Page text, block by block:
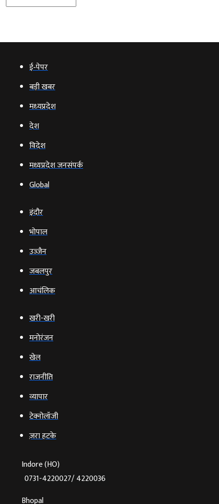
ई‑पेपर
बड़ी खबर
मध्‍यप्रदेश
देश
विदेश
मध्यप्रदेश जनसंपर्क
Global
इंदौर
भोपाल
उज्‍जैन
जबलपुर
आचंलिक
खरी-खरी
मनोरंजन
खेल
राजनीति
व्‍यापार
टेक्‍नोलॉजी
ज़रा हटके
Indore (HO)
0731-4220027/ 4220036
Bhopal